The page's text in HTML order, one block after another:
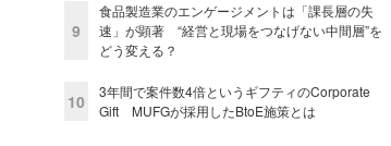
9
食品製造業のエンゲージメントは「課長層の失
速」が顕著 “経営と現場をつなげない中間層”を
どう変える？
10
3年間で案件数4倍というギフティのCorporate
Gift MUFGが採用したBtoE施策とは